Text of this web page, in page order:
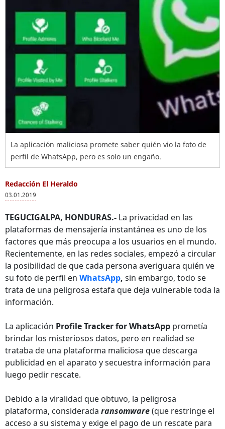
La aplicación maliciosa promete saber quién vio la foto de
perfil de WhatsApp, pero es solo un engaño.
Redacción El Heraldo
03.01.2019
TEGUCIGALPA, HONDURAS.- La privacidad en las
plataformas de mensajería instantánea es uno de los
factores que más preocupa a los usuarios en el mundo.
Recientemente, en las redes sociales, empezó a circular
la posibilidad de que cada persona averiguara quién ve
su foto de perfil en WhatsApp, sin embargo, todo se
trata de una peligrosa estafa que deja vulnerable toda la
información.
La aplicación Profile Tracker for WhatsApp prometía
brindar los misteriosos datos, pero en realidad se
trataba de una plataforma maliciosa que descarga
publicidad en el aparato y secuestra información para
luego pedir rescate.
Debido a la viralidad que obtuvo, la peligrosa
plataforma, considerada ransomware(que restringe el
acceso a su sistema y exige el pago de un rescate para